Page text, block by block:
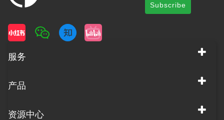
Subscribe
服务
产品
资源中心